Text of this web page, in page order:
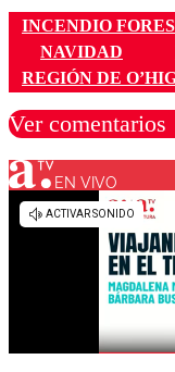
INCENDIO
NAVIDAD
REGIÓN DE
Ver comentarios
Los
EN VIVO